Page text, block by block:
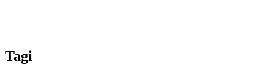
Tagi